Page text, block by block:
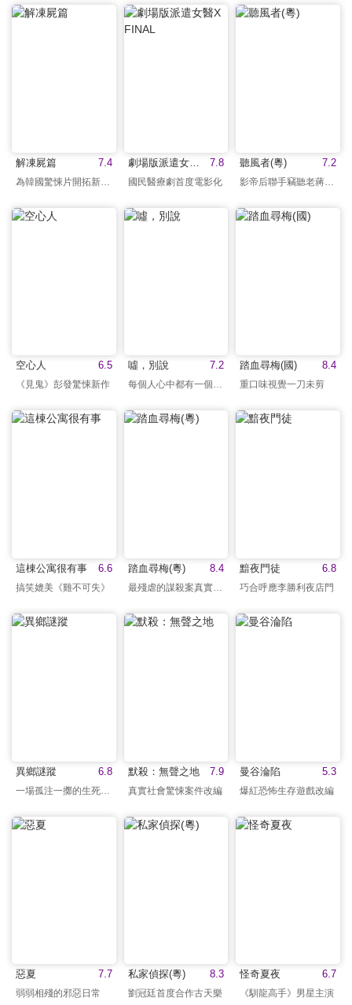
7.4
解凍屍篇 7.8
劇場版派遣女醫X FINAL
國民醫療劇首度電影化
7.2
聽風者(粵)
6.5
空心人
《見鬼》彭發驚悚新作
7.2
噓，別說
每個人心中都有一個秘密
8.4
踏血尋梅(國)
重口味視覺一刀未剪
6.6
這棟公寓很有事
搞笑媲美《雞不可失》
8.4
踏血尋梅(粵)
最殘虐的謀殺案真實改編
6.8
黯夜門徒
巧合呼應李勝利夜店門
6.8
異鄉謎蹤 7.9
默殺：無聲之地
真實社會驚悚案件改編
5.3
曼谷淪陷
爆紅恐怖生存遊戲改編
7.7
惡夏
弱弱相殘的邪惡日常
8.3
私家偵探(粵)
劉冠廷首度合作古天樂
6.7
怪奇夏夜
《馴龍高手》男星主演